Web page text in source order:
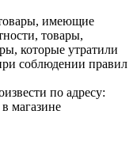
имеющие
товары,
которые утратили
соблюдении правил
по адресу:
магазине